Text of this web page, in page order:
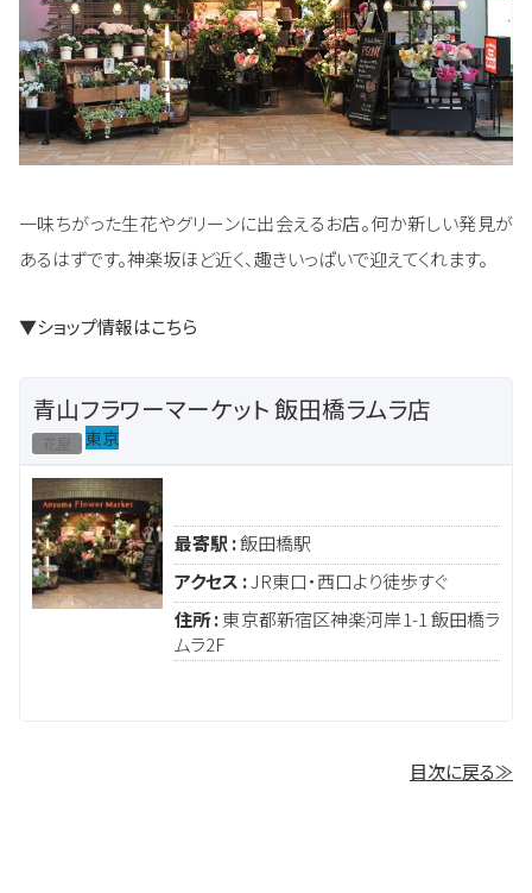
一味ちがった生花やグリーンに出会えるお店。何か新しい発見が
あるはずです。神楽坂ほど近く、趣きいっぱいで迎えてくれます。
▼ショップ情報はこちら
青山フラワーマーケット 飯田橋ラムラ店
東京
花屋
最寄駅 :飯田橋駅
アクセス :JR東口・西口より徒歩すぐ
住所 :東京都新宿区神楽河岸1-1 飯田橋ラ
ムラ2F
目次に戻る≫